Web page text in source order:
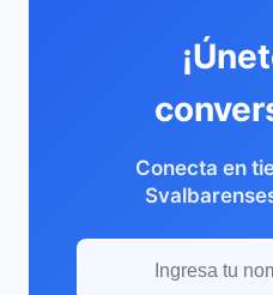
Conecta en